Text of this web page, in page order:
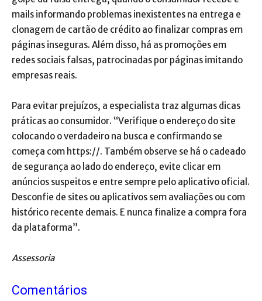
mails informando problemas inexistentes na entrega e
clonagem de cartão de crédito ao finalizar compras em
páginas inseguras. Além disso, há as promoções em
redes sociais falsas, patrocinadas por páginas imitando
empresas reais.
Para evitar prejuízos, a especialista traz algumas dicas
práticas ao consumidor. “Verifique o endereço do site
colocando o verdadeiro na busca e confirmando se
começa com https://. Também observe se há o cadeado
de segurança ao lado do endereço, evite clicar em
anúncios suspeitos e entre sempre pelo aplicativo oficial.
Desconfie de sites ou aplicativos sem avaliações ou com
histórico recente demais. E nunca finalize a compra fora
da plataforma”.
Assessoria
Comentários